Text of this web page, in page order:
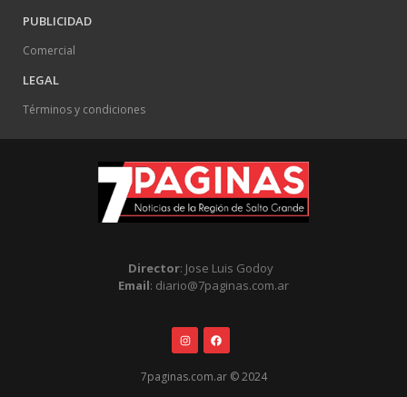
PUBLICIDAD
Comercial
LEGAL
Términos y condiciones
Director: Jose Luis Godoy
Email: diario@7paginas.com.ar
7paginas.com.ar © 2024